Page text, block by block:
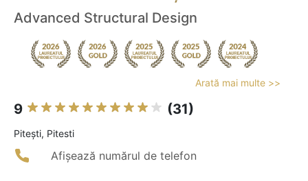
Advanced Structural Design
Arată mai multe >>
9 (31)
Piteşti, Pitesti
Afișează numărul de telefon